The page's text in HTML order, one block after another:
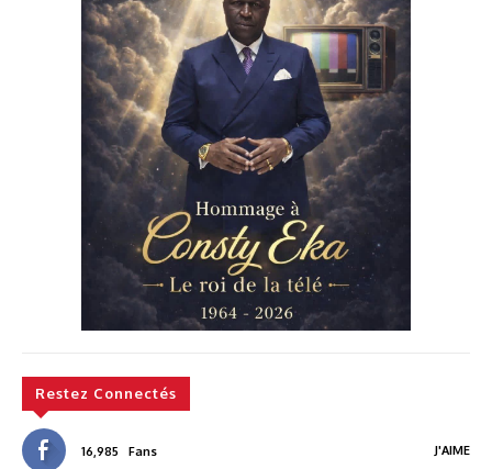
Restez Connectés
16,985 Fans J'AIME